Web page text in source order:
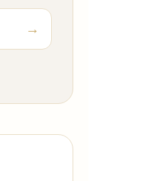
→